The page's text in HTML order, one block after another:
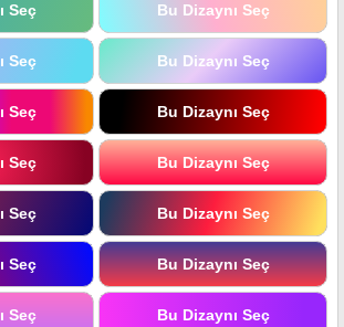
Seç Bu Dizaynı Seç
Seç Bu Dizaynı Seç
Seç Bu Dizaynı Seç
Seç Bu Dizaynı Seç
Seç Bu Dizaynı Seç
Seç Bu Dizaynı Seç
Seç Bu Dizaynı Seç